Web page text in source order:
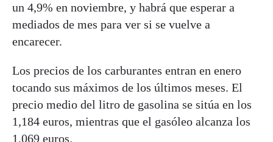
un 4,9% en noviembre, y habrá que esperar a
mediados de mes para ver si se vuelve a
encarecer.
Los precios de los carburantes entran en enero
tocando sus máximos de los últimos meses. El
precio medio del litro de gasolina se sitúa en los
1,184 euros, mientras que el gasóleo alcanza los
1,069 euros.